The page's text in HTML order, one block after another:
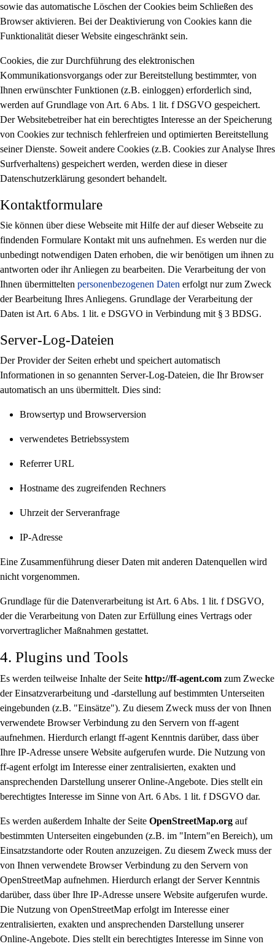
sowie das automatische Löschen der Cookies beim Schließen des
Browser aktivieren. Bei der Deaktivierung von Cookies kann die
Funktionalität dieser Website eingeschränkt sein.
Cookies, die zur Durchführung des elektronischen
Kommunikationsvorgangs oder zur Bereitstellung bestimmter, von
Ihnen erwünschter Funktionen (z.B. einloggen) erforderlich sind,
werden auf Grundlage von Art. 6 Abs. 1 lit. f DSGVO gespeichert.
Der Websitebetreiber hat ein berechtigtes Interesse an der Speicherung
von Cookies zur technisch fehlerfreien und optimierten Bereitstellung
seiner Dienste. Soweit andere Cookies (z.B. Cookies zur Analyse Ihres
Surfverhaltens) gespeichert werden, werden diese in dieser
Datenschutzerklärung gesondert behandelt.
Kontaktformulare
Sie können über diese Webseite mit Hilfe der auf dieser Webseite zu
findenden Formulare Kontakt mit uns aufnehmen. Es werden nur die
unbedingt notwendigen Daten erhoben, die wir benötigen um ihnen zu
antworten oder ihr Anliegen zu bearbeiten. Die Verarbeitung der von
Ihnen übermittelten personenbezogenen Daten erfolgt nur zum Zweck
der Bearbeitung Ihres Anliegens. Grundlage der Verarbeitung der
Daten ist Art. 6 Abs. 1 lit. e DSGVO in Verbindung mit § 3 BDSG.
Server-Log-Dateien
Der Provider der Seiten erhebt und speichert automatisch
Informationen in so genannten Server-Log-Dateien, die Ihr Browser
automatisch an uns übermittelt. Dies sind:
Browsertyp und Browserversion
verwendetes Betriebssystem
Referrer URL
Hostname des zugreifenden Rechners
Uhrzeit der Serveranfrage
IP-Adresse
Eine Zusammenführung dieser Daten mit anderen Datenquellen wird
nicht vorgenommen.
Grundlage für die Datenverarbeitung ist Art. 6 Abs. 1 lit. f DSGVO,
der die Verarbeitung von Daten zur Erfüllung eines Vertrags oder
vorvertraglicher Maßnahmen gestattet.
4. Plugins und Tools
Es werden teilweise Inhalte der Seite http://ff-agent.com zum Zwecke
der Einsatzverarbeitung und -darstellung auf bestimmten Unterseiten
eingebunden (z.B. "Einsätze"). Zu diesem Zweck muss der von Ihnen
verwendete Browser Verbindung zu den Servern von ff-agent
aufnehmen. Hierdurch erlangt ff-agent Kenntnis darüber, dass über
Ihre IP-Adresse unsere Website aufgerufen wurde. Die Nutzung von
ff-agent erfolgt im Interesse einer zentralisierten, exakten und
ansprechenden Darstellung unserer Online-Angebote. Dies stellt ein
berechtigtes Interesse im Sinne von Art. 6 Abs. 1 lit. f DSGVO dar.
Es werden außerdem Inhalte der Seite OpenStreetMap.org auf
bestimmten Unterseiten eingebunden (z.B. im "Intern"en Bereich), um
Einsatzstandorte oder Routen anzuzeigen. Zu diesem Zweck muss der
von Ihnen verwendete Browser Verbindung zu den Servern von
OpenStreetMap aufnehmen. Hierdurch erlangt der Server Kenntnis
darüber, dass über Ihre IP-Adresse unsere Website aufgerufen wurde.
Die Nutzung von OpenStreetMap erfolgt im Interesse einer
zentralisierten, exakten und ansprechenden Darstellung unserer
Online-Angebote. Dies stellt ein berechtigtes Interesse im Sinne von